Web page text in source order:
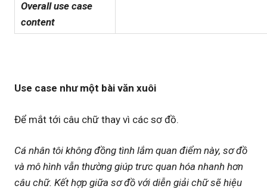
Overall use case
content
Use case như một bài văn xuôi
Để mắt tới câu chữ thay vì các sơ đồ.
Cá nhân tôi không đồng tình lắm quan điểm này, sơ đồ
và mô hình vẫn thường giúp trưc quan hóa nhanh hơn
câu chữ. Kết hợp giữa sơ đồ với diễn giải chữ sẽ hiệu